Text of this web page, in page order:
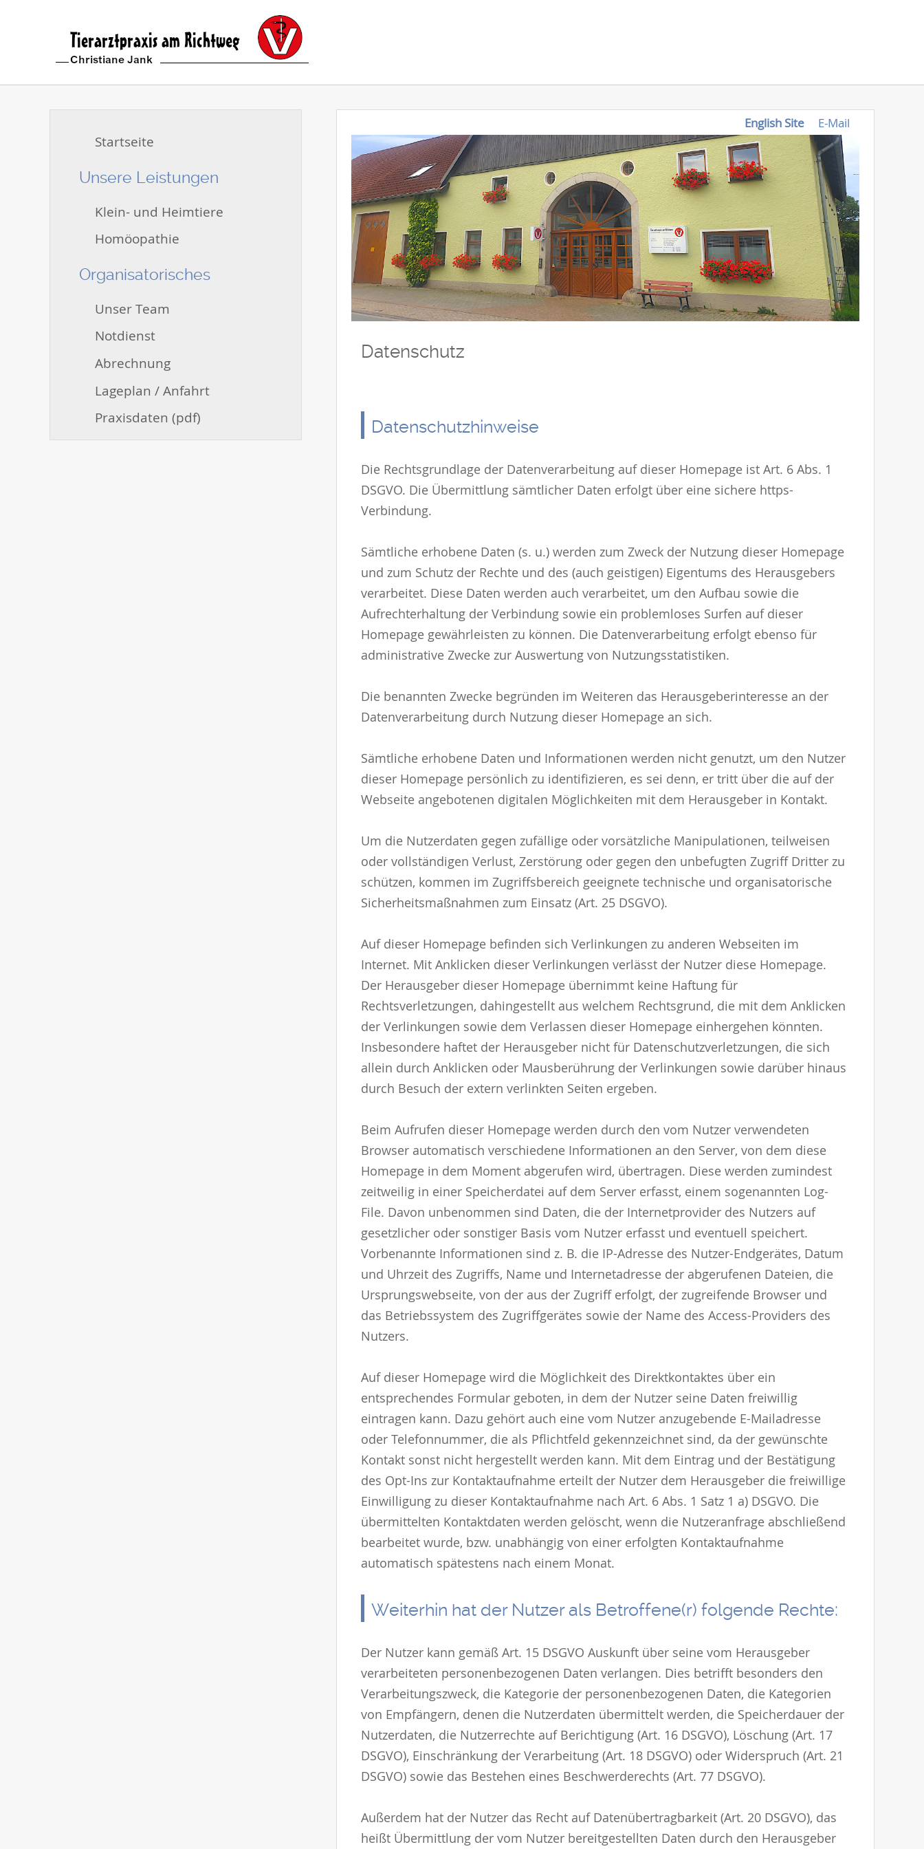
Startseite
Unsere Leistungen
Klein- und Heimtiere
Homöopathie
Organisatorisches
Unser Team
Notdienst
Abrechnung
Lageplan / Anfahrt
Praxisdaten (pdf)
English Site E-Mail
Datenschutz
Datenschutzhinweise
Die Rechtsgrundlage der Datenverarbeitung auf dieser Homepage ist Art. 6 Abs. 1
DSGVO. Die Übermittlung sämtlicher Daten erfolgt über eine sichere https-
Verbindung.
Sämtliche erhobene Daten (s. u.) werden zum Zweck der Nutzung dieser Homepage
und zum Schutz der Rechte und des (auch geistigen) Eigentums des Herausgebers
verarbeitet. Diese Daten werden auch verarbeitet, um den Aufbau sowie die
Aufrechterhaltung der Verbindung sowie ein problemloses Surfen auf dieser
Homepage gewährleisten zu können. Die Datenverarbeitung erfolgt ebenso für
administrative Zwecke zur Auswertung von Nutzungsstatistiken.
Die benannten Zwecke begründen im Weiteren das Herausgeberinteresse an der
Datenverarbeitung durch Nutzung dieser Homepage an sich.
Sämtliche erhobene Daten und Informationen werden nicht genutzt, um den Nutzer
dieser Homepage persönlich zu identifizieren, es sei denn, er tritt über die auf der
Webseite angebotenen digitalen Möglichkeiten mit dem Herausgeber in Kontakt.
Um die Nutzerdaten gegen zufällige oder vorsätzliche Manipulationen, teilweisen
oder vollständigen Verlust, Zerstörung oder gegen den unbefugten Zugriff Dritter zu
schützen, kommen im Zugriffsbereich geeignete technische und organisatorische
Sicherheitsmaßnahmen zum Einsatz (Art. 25 DSGVO).
Auf dieser Homepage befinden sich Verlinkungen zu anderen Webseiten im
Internet. Mit Anklicken dieser Verlinkungen verlässt der Nutzer diese Homepage.
Der Herausgeber dieser Homepage übernimmt keine Haftung für
Rechtsverletzungen, dahingestellt aus welchem Rechtsgrund, die mit dem Anklicken
der Verlinkungen sowie dem Verlassen dieser Homepage einhergehen könnten.
Insbesondere haftet der Herausgeber nicht für Datenschutzverletzungen, die sich
allein durch Anklicken oder Mausberührung der Verlinkungen sowie darüber hinaus
durch Besuch der extern verlinkten Seiten ergeben.
Beim Aufrufen dieser Homepage werden durch den vom Nutzer verwendeten
Browser automatisch verschiedene Informationen an den Server, von dem diese
Homepage in dem Moment abgerufen wird, übertragen. Diese werden zumindest
zeitweilig in einer Speicherdatei auf dem Server erfasst, einem sogenannten Log-
File. Davon unbenommen sind Daten, die der Internetprovider des Nutzers auf
gesetzlicher oder sonstiger Basis vom Nutzer erfasst und eventuell speichert.
Vorbenannte Informationen sind z. B. die IP-Adresse des Nutzer-Endgerätes, Datum
und Uhrzeit des Zugriffs, Name und Internetadresse der abgerufenen Dateien, die
Ursprungswebseite, von der aus der Zugriff erfolgt, der zugreifende Browser und
das Betriebssystem des Zugriffgerätes sowie der Name des Access-Providers des
Nutzers.
Auf dieser Homepage wird die Möglichkeit des Direktkontaktes über ein
entsprechendes Formular geboten, in dem der Nutzer seine Daten freiwillig
eintragen kann. Dazu gehört auch eine vom Nutzer anzugebende E-Mailadresse
oder Telefonnummer, die als Pflichtfeld gekennzeichnet sind, da der gewünschte
Kontakt sonst nicht hergestellt werden kann. Mit dem Eintrag und der Bestätigung
des Opt-Ins zur Kontaktaufnahme erteilt der Nutzer dem Herausgeber die freiwillige
Einwilligung zu dieser Kontaktaufnahme nach Art. 6 Abs. 1 Satz 1 a) DSGVO. Die
übermittelten Kontaktdaten werden gelöscht, wenn die Nutzeranfrage abschließend
bearbeitet wurde, bzw. unabhängig von einer erfolgten Kontaktaufnahme
automatisch spätestens nach einem Monat.
Weiterhin hat der Nutzer als Betroffene(r) folgende Rechte:
Der Nutzer kann gemäß Art. 15 DSGVO Auskunft über seine vom Herausgeber
verarbeiteten personenbezogenen Daten verlangen. Dies betrifft besonders den
Verarbeitungszweck, die Kategorie der personenbezogenen Daten, die Kategorien
von Empfängern, denen die Nutzerdaten übermittelt werden, die Speicherdauer der
Nutzerdaten, die Nutzerrechte auf Berichtigung (Art. 16 DSGVO), Löschung (Art. 17
DSGVO), Einschränkung der Verarbeitung (Art. 18 DSGVO) oder Widerspruch (Art. 21
DSGVO) sowie das Bestehen eines Beschwerderechts (Art. 77 DSGVO).
Außerdem hat der Nutzer das Recht auf Datenübertragbarkeit (Art. 20 DSGVO), das
heißt Übermittlung der vom Nutzer bereitgestellten Daten durch den Herausgeber